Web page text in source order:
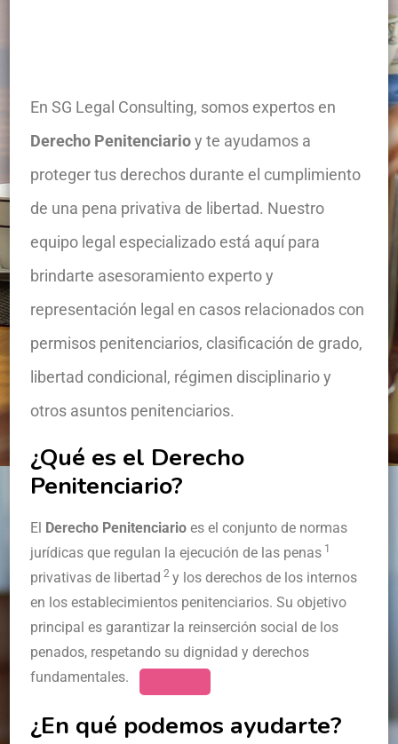
En SG Legal Consulting, somos expertos en
Derecho Penitenciarioy te ayudamos a
proteger tus derechos durante el cumplimiento
de una pena privativa de libertad. Nuestro
equipo legal especializado está aquí para
brindarte asesoramiento experto y
representación legal en casos relacionados con
permisos penitenciarios, clasificación de grado,
libertad condicional, régimen disciplinario y
otros asuntos penitenciarios.
¿Qué es el Derecho
Penitenciario?
El Derecho Penitenciarioes el conjunto de normas
jurídicas que regulan la ejecución de las penas1
privativas de libertad 2 y los derechos de los internos
en los establecimientos penitenciarios. Su objetivo
principal es garantizar la reinserción social de los
penados, respetando su dignidad y derechos
fundamentales.
¿En qué podemos ayudarte?